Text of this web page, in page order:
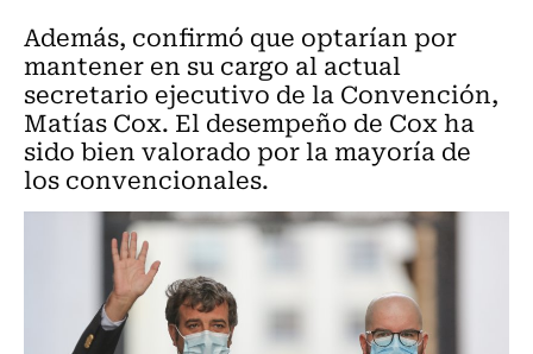
Además, confirmó que optarían por
mantener en su cargo al actual
secretario ejecutivo de la Convención,
Matías Cox. El desempeño de Cox ha
sido bien valorado por la mayoría de
los convencionales.